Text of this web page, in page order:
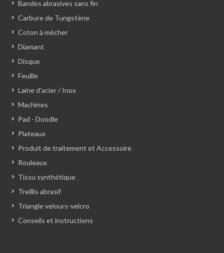
Bandes abrasives sans fin
Carbure de Tungstène
Coton à mécher
Diamant
Disque
Feuille
Laine d'acier / Inox
Machines
Pad - Doodle
Plateaux
Produit de traitement et Accessoire
Rouleaux
Tissu synthétique
Treillis abrasif
Triangle velours-velcro
Conseils et instructions